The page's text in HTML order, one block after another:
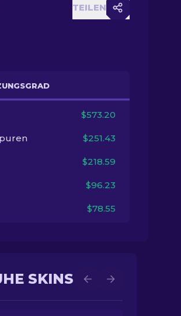
TEILEN
$573.20
$251.43
$218.59
$96.23
$78.55
SKINS